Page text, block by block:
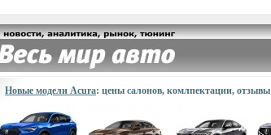
Новые модели Acura: цены салонов, комлпектации, отзывы